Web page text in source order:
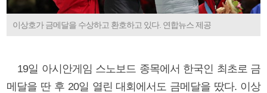
이상호가 금메달을 수상하고 환호하고 있다. 연합뉴스 제공
19일 아시안게임 스노보드 종목에서 한국인 최초로 금
메달을 딴 후 20일 열린 대회에서도 금메달을 땄다. 이상